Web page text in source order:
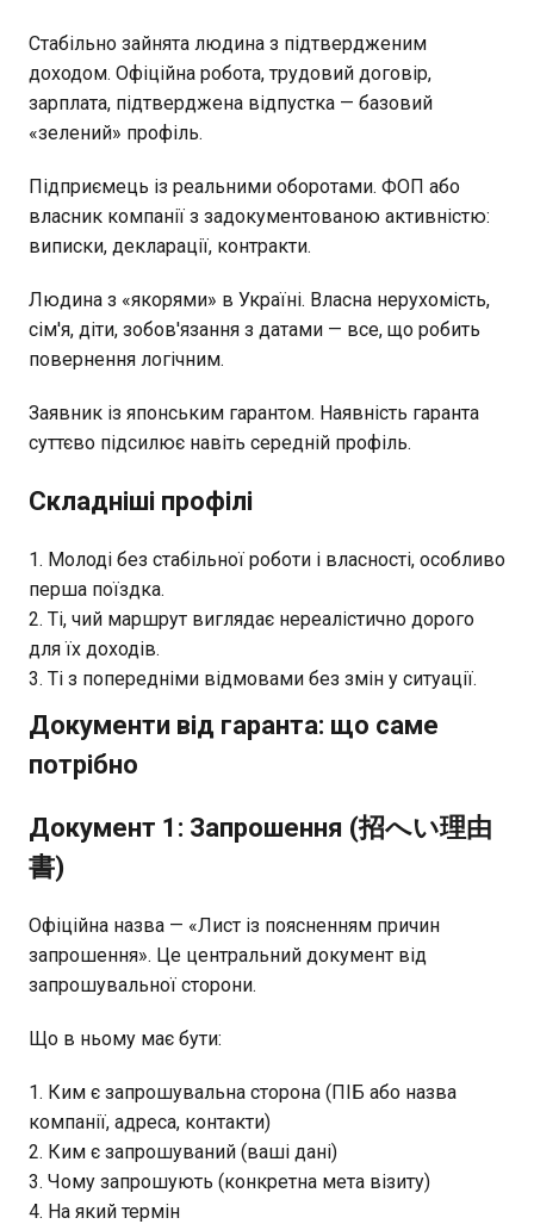
Стабільно зайнята людина з підтвердженим
доходом. Офіційна робота, трудовий договір,
зарплата, підтверджена відпустка — базовий
«зелений» профіль.
Підприємець із реальними оборотами. ФОП або
власник компанії з задокументованою активністю:
виписки, декларації, контракти.
Людина з «якорями» в Україні. Власна нерухомість,
сім'я, діти, зобов'язання з датами — все, що робить
повернення логічним.
Заявник із японським гарантом. Наявність гаранта
суттєво підсилює навіть середній профіль.
Складніші профілі
Молоді без стабільної роботи і власності, особливо
перша поїздка.
Ті, чий маршрут виглядає нереалістично дорого
для їх доходів.
Ті з попередніми відмовами без змін у ситуації.
Документи від гаранта: що саме
потрібно
Документ 1: Запрошення (招へい理由
書)
Офіційна назва — «Лист із поясненням причин
запрошення». Це центральний документ від
запрошувальної сторони.
Що в ньому має бути:
Ким є запрошувальна сторона (ПІБ або назва
компанії, адреса, контакти)
Ким є запрошуваний (ваші дані)
Чому запрошують (конкретна мета візиту)
На який термін